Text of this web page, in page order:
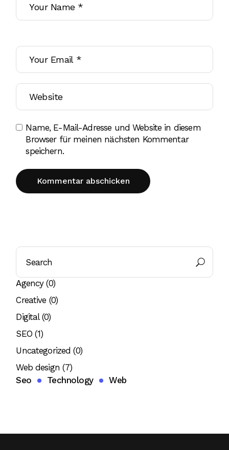
Name, E-Mail-Adresse und Website in diesem
Browser für meinen nächsten Kommentar
speichern.
Kommentar abschicken
Agency(0)
Creative (0)
Digital(0)
SEO(1)
Uncategorized (0)
Web design (7)
Seo
Technology Web